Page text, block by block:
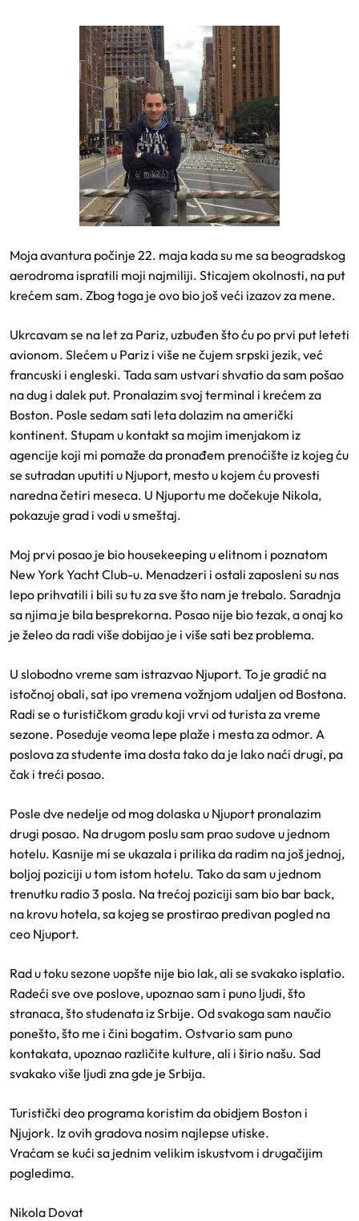
Moja avantura počinje 22. maja kada su me sa beogradskog
aerodroma ispratili moji najmiliji. Sticajem okolnosti, na put
krećem sam. Zbog toga je ovo bio još veći izazov za mene.
Ukrcavam se na let za Pariz, uzbuđen što ću po prvi put leteti
avionom. Slećem u Pariz i više ne čujem srpski jezik, već
francuski i engleski. Tada sam ustvari shvatio da sam pošao
na dug i dalek put. Pronalazim svoj terminal i krećem za
Boston. Posle sedam sati leta dolazim na američki
kontinent. Stupam u kontakt sa mojim imenjakom iz
agencije koji mi pomaže da pronađem prenoćište iz kojeg ću
se sutradan uputiti u Njuport, mesto u kojem ću provesti
naredna četiri meseca. U Njuportu me dočekuje Nikola,
pokazuje grad i vodi u smeštaj.
Moj prvi posao je bio housekeeping u elitnom i poznatom
New York Yacht Club-u. Menadzeri i ostali zaposleni su nas
lepo prihvatili i bili su tu za sve što nam je trebalo. Saradnja
sa njima je bila besprekorna. Posao nije bio tezak, a onaj ko
je želeo da radi više dobijao je i više sati bez problema.
U slobodno vreme sam istrazvao Njuport. To je gradić na
istočnoj obali, sat ipo vremena vožnjom udaljen od Bostona.
Radi se o turističkom gradu koji vrvi od turista za vreme
sezone. Poseduje veoma lepe plaže i mesta za odmor. A
poslova za studente ima dosta tako da je lako naći drugi, pa
čak i treći posao.
Posle dve nedelje od mog dolaska u Njuport pronalazim
drugi posao. Na drugom poslu sam prao sudove u jednom
hotelu. Kasnije mi se ukazala i prilika da radim na još jednoj,
boljoj poziciji u tom istom hotelu. Tako da sam u jednom
trenutku radio 3 posla. Na trećoj poziciji sam bio bar back,
na krovu hotela, sa kojeg se prostirao predivan pogled na
ceo Njuport.
Rad u toku sezone uopšte nije bio lak, ali se svakako isplatio.
Radeći sve ove poslove, upoznao sam i puno ljudi, što
stranaca, što studenata iz Srbije. Od svakoga sam naučio
ponešto, što me i čini bogatim. Ostvario sam puno
kontakata, upoznao različite kulture, ali i širio našu. Sad
svakako više ljudi zna gde je Srbija.
Turistički deo programa koristim da obidjem Boston i
Njujork. Iz ovih gradova nosim najlepse utiske.
Vraćam se kući sa jednim velikim iskustvom i drugačijim
pogledima.
Nikola Dovat